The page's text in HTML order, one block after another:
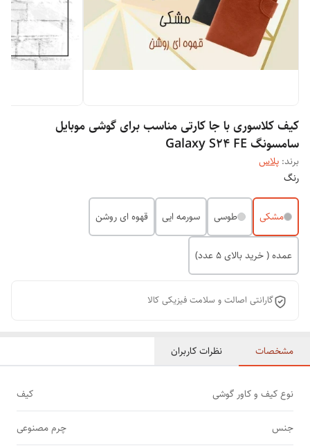
کیف کلاسوری با جا کارتی مناسب برای گوشی موبایل
سامسونگ Galaxy S24 FE
برند: پلاس
رنگ
مشکی طوسی سورمه ایی قهوه ای روشن
عمده ( خرید بالای 5 عدد)
گارانتی اصالت و سلامت فیزیکی کالا
مشخصات نظرات کاربران
نوع کیف و کاور گوشی کیف
جنس چرم مصنوعی